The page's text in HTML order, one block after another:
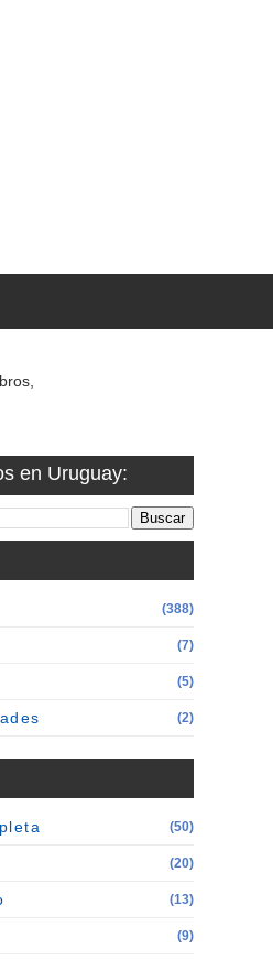
en Uruguay:
(388)
(7)
(5)
(2)
(50)
(20)
(13)
(9)